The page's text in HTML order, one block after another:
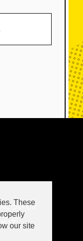
について
いて
These
our site